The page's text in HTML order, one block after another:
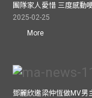
團隊家人愛惜 三度感動
2025-02-25
More
鄧麗欣邀梁仲恆做MV男